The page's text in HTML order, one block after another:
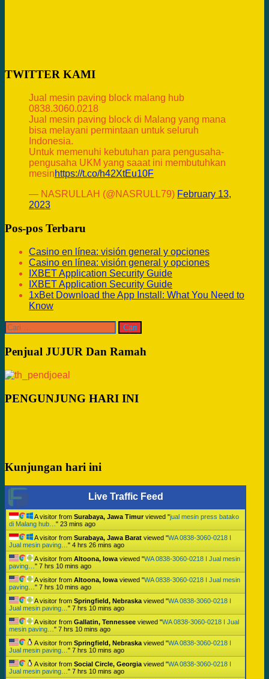
TWITTER KAMI
Jual mesin paving block malang hub
0838.3060.0218
Jual mesin paving block di Malang yang mana
bisa melayani permintaan untuk seluruh
Indonesia.
Untuk memenuhi kebutuhan para pengusaha-
pengusaha UKM yang saaat ini membutuhkan
mesinhttps://t.co/h42XtEu10F
— NASRULLAH (@NASRULL79) February 13,
2023
Pos-pos Terbaru
Casino en línea: visión general y opciones
Casino en línea: visión general y opciones
IXBET Application Security Guide
IXBET Application Security Guide
1xBet Download the App Install: What You Need to
Know
Cari
untuk:
Penjual JUJUR Dan Ramah
PENGUNJUNG HARI INI
Kunjungan hari ini
Live Traffic Feed
A visitor from Surabaya, Jawa Timurviewed "jual mesin press batako
di Malang hub… " 23 mins ago
A visitor from Surabaya, Jawa Barat viewed "WA 0838-3060-0218 I
Jual mesin paving… " 4 hrs 26 mins ago
A visitor from Altoona, Iowa viewed "WA 0838-3060-0218 I Jual mesin
paving… " 7 hrs 10 mins ago
A visitor from Altoona, Iowa viewed "WA 0838-3060-0218 I Jual mesin
paving… " 7 hrs 10 mins ago
A visitor from Springfield, Nebraska viewed "WA 0838-3060-0218 I
Jual mesin paving… " 7 hrs 10 mins ago
A visitor from Gallatin, Tennessee viewed "WA 0838-3060-0218 I Jual
mesin paving… " 7 hrs 10 mins ago
A visitor from Springfield, Nebraska viewed "WA 0838-3060-0218 I
Jual mesin paving… " 7 hrs 10 mins ago
A visitor from Social Circle, Georgia viewed "WA 0838-3060-0218 I
Jual mesin paving… " 7 hrs 10 mins ago